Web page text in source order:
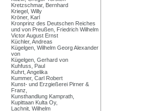
Kretzschmar, Bernhard
Kriegel, Willy
Kröner, Karl
Kronprinz des Deutschen Reiches
und von Preußen, Friedrich Wilhelm
Victor August Ernst
Küchler, Andreas
Kügelgen, Wilhelm Georg Alexander
von
Kügelgen, Gerhard von
Kuhfuss, Paul
Kuhrt, Angelika
Kummer, Carl Robert
Kunst- und Erzgießerei Pirner &
Franz,
Kunsthandlung Kamprath,
Kupittaan Kulta Oy,
Lachnit, Wilhelm